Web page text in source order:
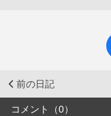
前の日記
コメント（0）